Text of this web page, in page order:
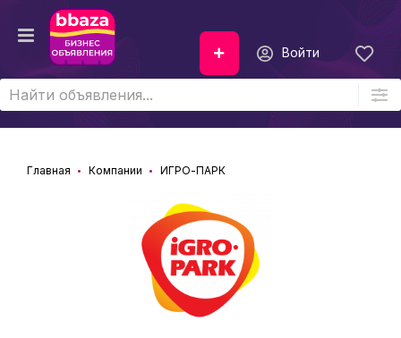
Войти
Главная Компании ИГРО-ПАРК